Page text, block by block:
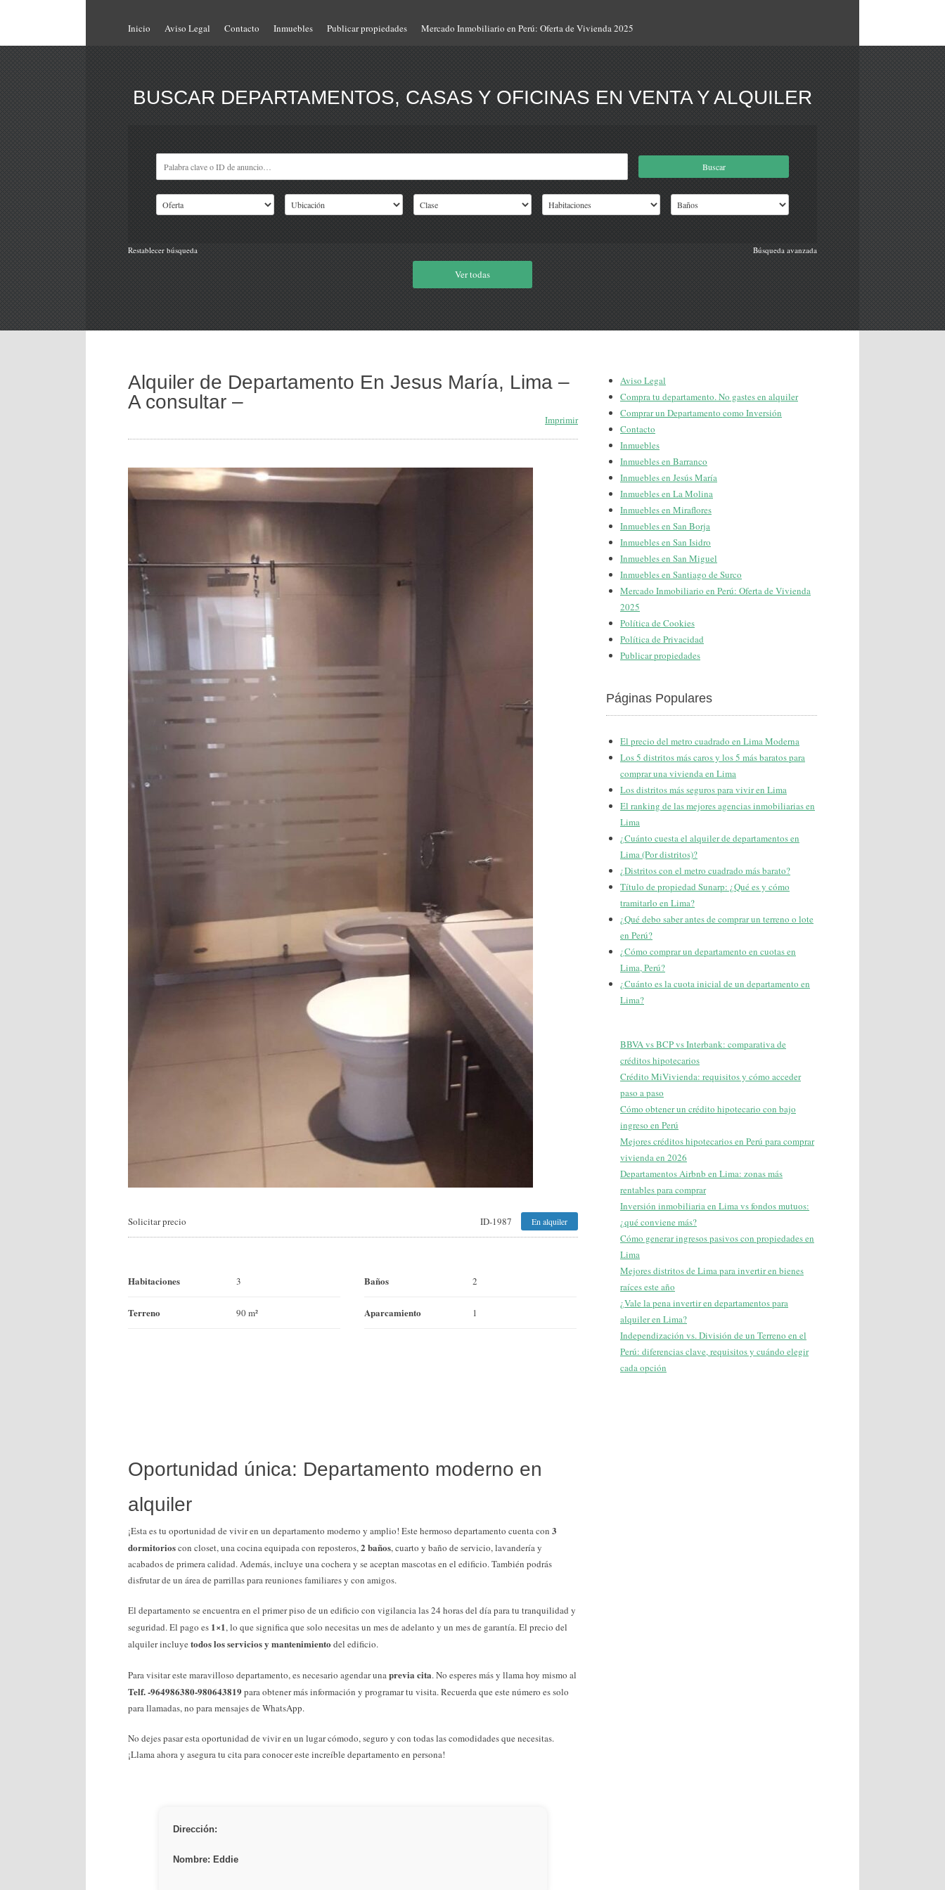
Inicio Aviso Legal Contacto Inmuebles Publicar propiedades Mercado Inmobiliario en Perú: Oferta de Vivienda 2025
BUSCAR DEPARTAMENTOS, CASAS Y OFICINAS EN VENTA Y ALQUILER
Búsqueda avanzada
Restablecer búsqueda
Ver todas
Alquiler de Departamento En Jesus María, Lima –
A consultar –
Imprimir
Solicitar precio ID-1987 En alquiler
Habitaciones 3 Baños 2
Terreno 90 m² Aparcamiento 1
Oportunidad única: Departamento moderno en
alquiler
¡Esta es tu oportunidad de vivir en un departamento moderno y amplio! Este hermoso departamento cuenta con 3
dormitorioscon closet, una cocina equipada con reposteros,2 baños, cuarto y baño de servicio, lavandería y
acabados de primera calidad. Además, incluye una cochera y se aceptan mascotas en el edificio. También podrás
disfrutar de un área de parrillas para reuniones familiares y con amigos.
El departamento se encuentra en el primer piso de un edificio con vigilancia las 24 horas del día para tu tranquilidad y
seguridad. El pago es 1×1, lo que significa que solo necesitas un mes de adelanto y un mes de garantía. El precio del
alquiler incluye todos los servicios y mantenimiento del edificio.
Para visitar este maravilloso departamento, es necesario agendar unaprevia cita. No esperes más y llama hoy mismo al
Telf. -964986380-980643819 para obtener más información y programar tu visita. Recuerda que este número es solo
para llamadas, no para mensajes de WhatsApp.
No dejes pasar esta oportunidad de vivir en un lugar cómodo, seguro y con todas las comodidades que necesitas.
¡Llama ahora y asegura tu cita para conocer este increíble departamento en persona!
Dirección:
Nombre: Eddie
Aviso Legal
Compra tu departamento. No gastes en alquiler
Comprar un Departamento como Inversión
Contacto
Inmuebles
Inmuebles en Barranco
Inmuebles en Jesús María
Inmuebles en La Molina
Inmuebles en Miraflores
Inmuebles en San Borja
Inmuebles en San Isidro
Inmuebles en San Miguel
Inmuebles en Santiago de Surco
Mercado Inmobiliario en Perú: Oferta de Vivienda
2025
Política de Cookies
Política de Privacidad
Publicar propiedades
Páginas Populares
El precio del metro cuadrado en Lima Moderna
Los 5 distritos más caros y los 5 más baratos para
comprar una vivienda en Lima
Los distritos más seguros para vivir en Lima
El ranking de las mejores agencias inmobiliarias en
Lima
¿Cuánto cuesta el alquiler de departamentos en
Lima (Por distritos)?
¿Distritos con el metro cuadrado más barato?
Título de propiedad Sunarp: ¿Qué es y cómo
tramitarlo en Lima?
¿Qué debo saber antes de comprar un terreno o lote
en Perú?
¿Cómo comprar un departamento en cuotas en
Lima, Perú?
¿Cuánto es la cuota inicial de un departamento en
Lima?
BBVA vs BCP vs Interbank: comparativa de
créditos hipotecarios
Crédito MiVivienda: requisitos y cómo acceder
paso a paso
Cómo obtener un crédito hipotecario con bajo
ingreso en Perú
Mejores créditos hipotecarios en Perú para comprar
vivienda en 2026
Departamentos Airbnb en Lima: zonas más
rentables para comprar
Inversión inmobiliaria en Lima vs fondos mutuos:
¿qué conviene más?
Cómo generar ingresos pasivos con propiedades en
Lima
Mejores distritos de Lima para invertir en bienes
raíces este año
¿Vale la pena invertir en departamentos para
alquiler en Lima?
Independización vs. División de un Terreno en el
Perú: diferencias clave, requisitos y cuándo elegir
cada opción